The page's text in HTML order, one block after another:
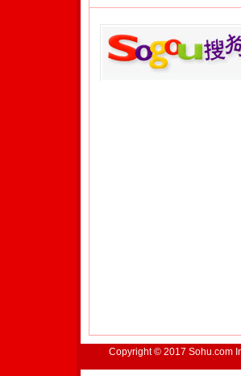
Copyright © 2017 Sohu.com